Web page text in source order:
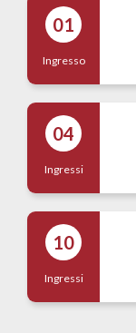
01
Ingresso
04
Ingressi
10
Ingressi